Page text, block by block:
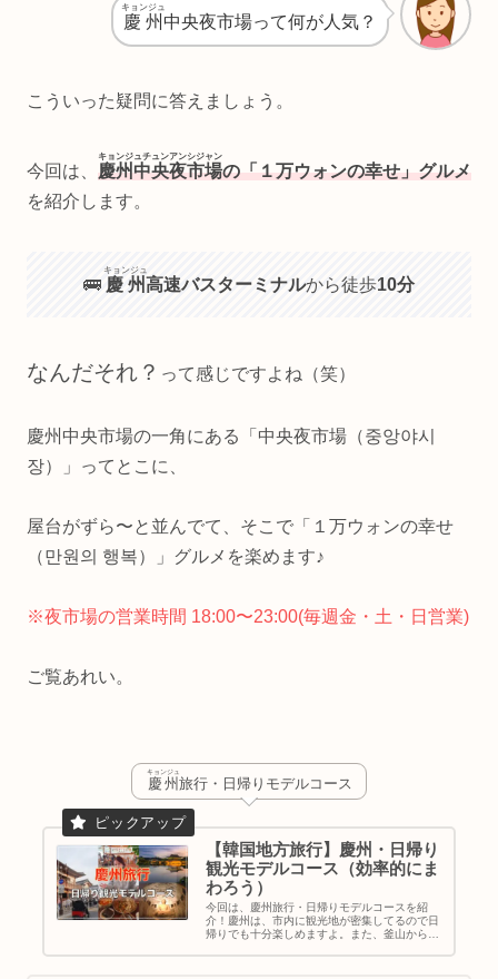
慶州
キョンジュ
中央夜市場って何が人気？
こういった疑問に答えましょう。
今回は、 慶州中央夜市場
キョンジュチュンアンシジャン
の「１万ウォンの幸せ」グルメ
を紹介します。
🚌 慶州
キョンジュ
高速バスターミナルから徒歩10分
なんだそれ？ って感じですよね（笑）
慶州中央市場の一角にある「中央夜市場（중앙야시
장）」ってとこに、
屋台がずら〜と並んでて、そこで「１万ウォンの幸せ
（만원의 행복）」グルメを楽めます♪
※夜市場の営業時間 18:00〜23:00(毎週金・土・日営業)
ご覧あれい。
慶州
キョンジュ
旅行・日帰りモデルコース
【韓国地方旅行】慶州・日帰り
観光モデルコース（効率的にま
わろう）
今回は、慶州旅行・日帰りモデルコースを紹
介！慶州は、市内に観光地が密集してるので日
帰りでも十分楽しめますよ。また、釜山から
ルの中に慶州観光を組み込むのもおすすめで